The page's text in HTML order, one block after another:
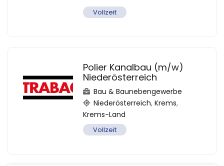
Vollzeit
Polier Kanalbau (m/w)
Niederösterreich
Bau & Baunebengewerbe
Niederösterreich, Krems,
Krems-Land
Vollzeit